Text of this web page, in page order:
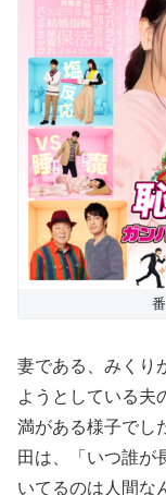
妻である、みくり
ようとしている夫
満がある様子でし
田は、「いつ誰が
いてるのは人間な